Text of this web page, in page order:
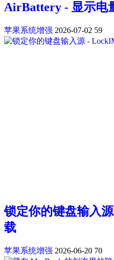
AirBattery - 显示电
苹果系统增强 2026-07-02 59
锁定你的键盘输入
载
苹果系统增强 2026-06-20 70